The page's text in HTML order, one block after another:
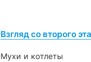
Взгляд со второго
Мухи и котлеты